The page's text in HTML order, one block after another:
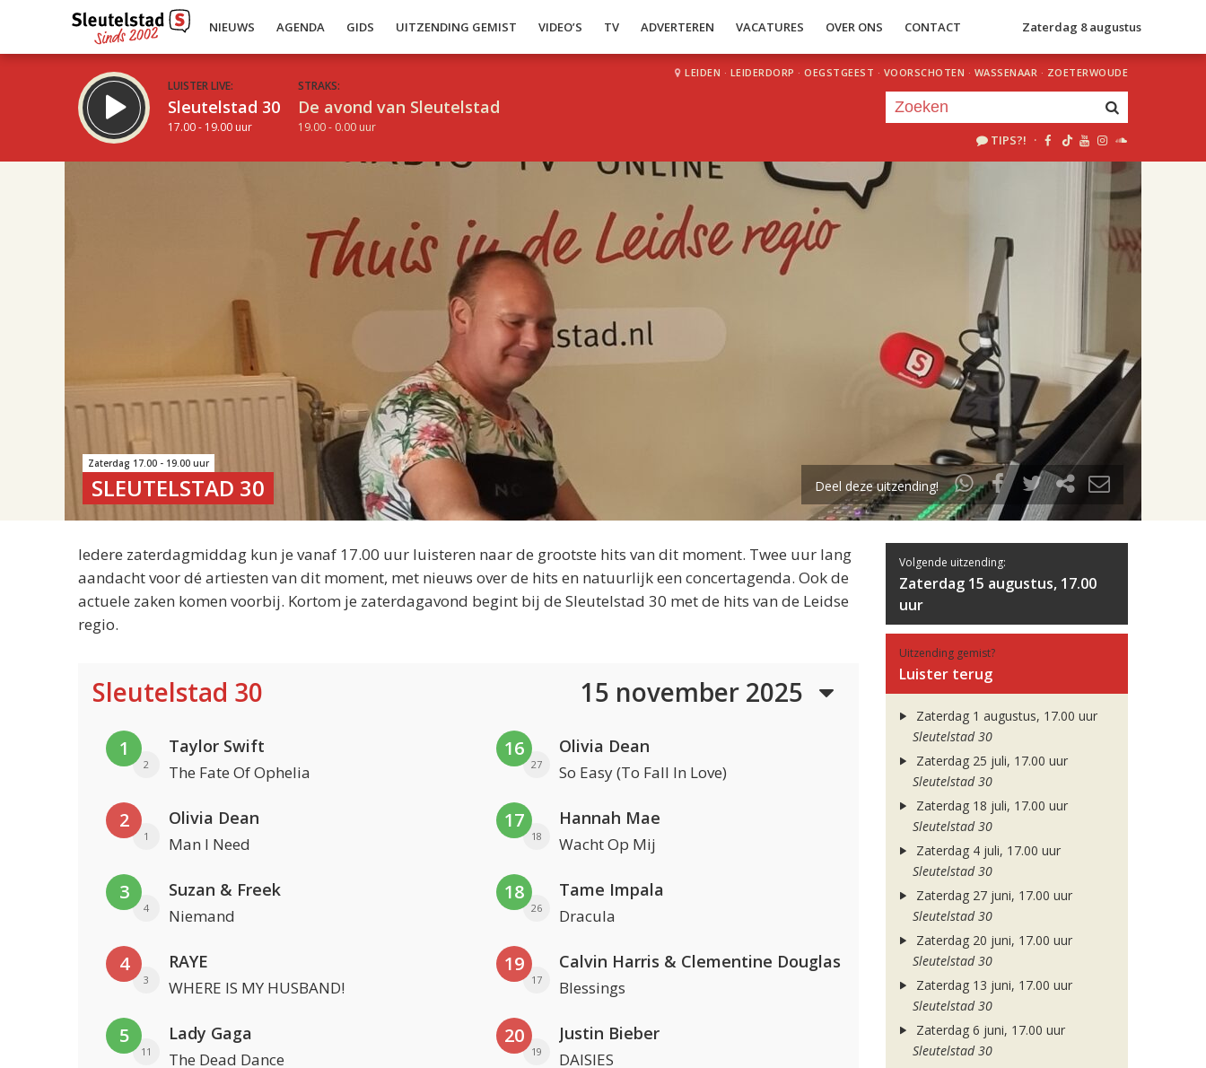
NIEUWS AGENDA GIDS UITZENDING GEMIST VIDEO’S TV ADVERTEREN VACATURES OVER ONS CONTACT Zaterdag 8 augustus
LUISTER LIVE:
Sleutelstad 30
17.00 - 19.00 uur
STRAKS:
De avond van Sleutelstad
19.00 - 0.00 uur
LEIDEN · LEIDERDORP · OEGSTGEEST · VOORSCHOTEN · WASSENAAR · ZOETERWOUDE
TIPS?! ·
uur 1 van 2
Volgend uur
Zaterdag 17.00 - 19.00 uur
SLEUTELSTAD 30 Deel deze uitzending!
Iedere zaterdagmiddag kun je vanaf 17.00 uur luisteren naar de grootste hits van dit moment. Twee uur lang
aandacht voor dé artiesten van dit moment, met nieuws over de hits en natuurlijk een concertagenda. Ook de
actuele zaken komen voorbij. Kortom je zaterdagavond begint bij de Sleutelstad 30 met de hits van de Leidse
regio.
Sleutelstad 30 15 november 2025
1
2
Taylor Swift
The Fate Of Ophelia
2
1
Olivia Dean
Man I Need
3
4
Suzan & Freek
Niemand
4
3
RAYE
WHERE IS MY HUSBAND!
5
11
Lady Gaga
The Dead Dance
16
27
Olivia Dean
So Easy (To Fall In Love)
17
18
Hannah Mae
Wacht Op Mij
18
26
Tame Impala
Dracula
19
17
Calvin Harris & Clementine Douglas
Blessings
20
19
Justin Bieber
DAISIES
Volgende uitzending:
Zaterdag 15 augustus, 17.00
uur
Uitzending gemist?
Luister terug
Zaterdag 1 augustus, 17.00 uur
Sleutelstad 30
Zaterdag 25 juli, 17.00 uur
Sleutelstad 30
Zaterdag 18 juli, 17.00 uur
Sleutelstad 30
Zaterdag 4 juli, 17.00 uur
Sleutelstad 30
Zaterdag 27 juni, 17.00 uur
Sleutelstad 30
Zaterdag 20 juni, 17.00 uur
Sleutelstad 30
Zaterdag 13 juni, 17.00 uur
Sleutelstad 30
Zaterdag 6 juni, 17.00 uur
Sleutelstad 30